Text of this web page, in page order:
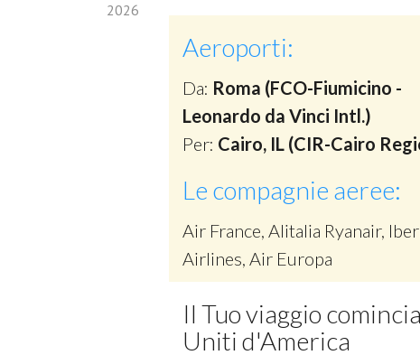
2026
Aeroporti:
Da: Roma (FCO-Fiumicino -
Leonardo da Vinci Intl.)
Per: Cairo, IL (CIR-Cairo
Le compagnie aeree:
Air France, Alitalia Ryanair,
Airlines, Air Europa
Il Tuo viaggio
Uniti d'America